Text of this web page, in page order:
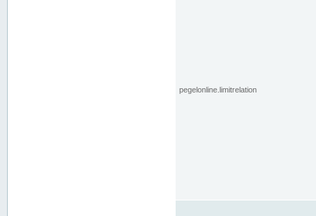
pegelonline.limitrelation